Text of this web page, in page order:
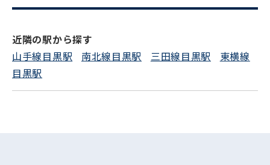
フォームでお問い合わせ
近隣の駅から探す
山手線目黒駅
南北線目黒駅 三田線目黒駅
東横線
目黒駅